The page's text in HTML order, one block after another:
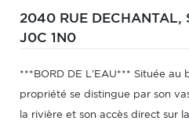
2040 RUE DECHANTAL,
J0C 1N0
***BORD DE L'EAU*** Située au
propriété se distingue par son
la rivière et son accès direct sur